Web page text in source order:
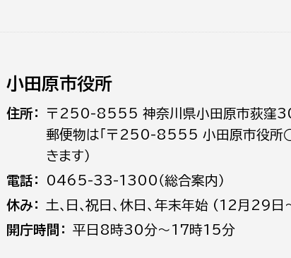
小田原市役所
住所
〒250-8555 神奈川県小田原市荻窪
郵便物は「〒250-8555 小田原市役所○○
きます）
電話
0465-33-1300（総合案内）
休み
土､日､祝日、休日、年末年始 (12月29
開庁時間
平日8時30分～17時15分